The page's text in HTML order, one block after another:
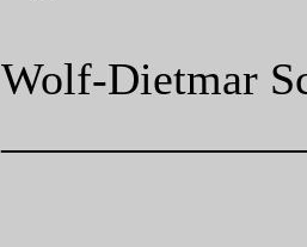
Wolf-Dietmar